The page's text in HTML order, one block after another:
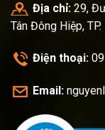
Địa chỉ: 29,
Tân Đông Hiệp,
Điện thoại:
Email: